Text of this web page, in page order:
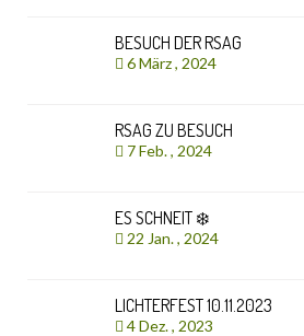
BESUCH DER RSAG
6 März , 2024
RSAG ZU BESUCH
7 Feb. , 2024
ES SCHNEIT ❄️
22 Jan. , 2024
LICHTERFEST 10.11.2023
4 Dez. , 2023